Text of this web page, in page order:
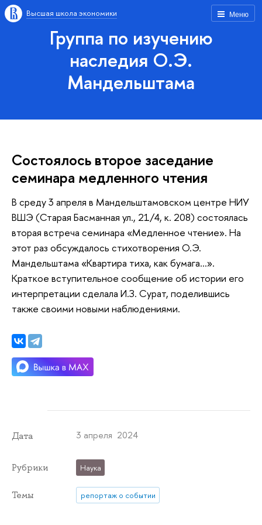
Меню
Высшая школа экономики
Группа по изучению
наследия О.Э.
Мандельштама
Состоялось второе заседание
семинара медленного чтения
В среду 3 апреля в Мандельштамовском центре НИУ
ВШЭ (Старая Басманная ул., 21/4, к. 208) состоялась
вторая встреча семинара «Медленное чтение». На
этот раз обсуждалось стихотворения О.Э.
Мандельштама «Квартира тиха, как бумага...».
Краткое вступительное сообщение об истории его
интерпретации сделала И.З. Сурат, поделившись
также своими новыми наблюдениями.
Дата 3 апреля 2024
Рубрики Наука
Темы репортаж о событии